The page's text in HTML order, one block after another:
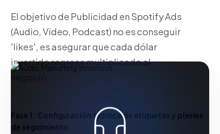
El objetivo de Publicidad en Spotify Ads
(Audio, Video, Podcast) no es conseguir
'likes', es asegurar que cada dólar
invertido regrese multiplicado al
Fase 1:
Configuración técnica de etiquetas y píxeles
de seguimiento.